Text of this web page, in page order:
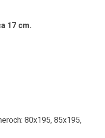
17 cm.
80x195, 85x195,